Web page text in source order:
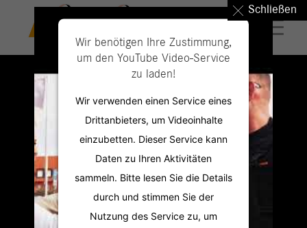
Schließen
Wir benötigen Ihre Zustimmung,
um den YouTube Video-Service
zu laden!
Wir verwenden einen Service eines
Drittanbieters, um Videoinhalte
einzubetten. Dieser Service kann
Daten zu Ihren Aktivitäten
sammeln. Bitte lesen Sie die Details
durch und stimmen Sie der
Nutzung des Service zu, um